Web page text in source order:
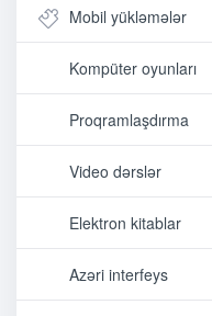
Mobil yükləmələr
Kompüter oyunları
Proqramlaşdırma
Video dərslər
Elektron kitablar
Azəri interfeys